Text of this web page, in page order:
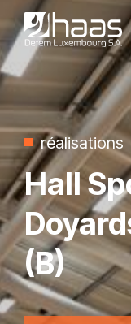
Passer au
réalisations
Hall
(B)